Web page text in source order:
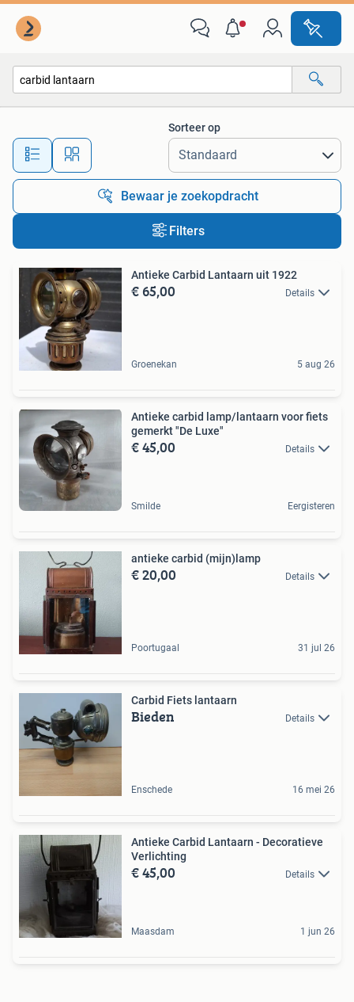
Alle afstanden…
Sorteer op
Bewaar je zoekopdracht
Filters
Antieke Carbid Lantaarn uit 1922
€ 65,00 Details
Groenekan 5 aug 26
Antieke carbid lamp/lantaarn voor fiets
gemerkt "De Luxe"
€ 45,00 Details
Smilde Eergisteren
antieke carbid (mijn)lamp
€ 20,00 Details
Poortugaal 31 jul 26
Carbid Fiets lantaarn
Bieden Details
Enschede 16 mei 26
Antieke Carbid Lantaarn - Decoratieve
Verlichting
€ 45,00 Details
Maasdam 1 jun 26